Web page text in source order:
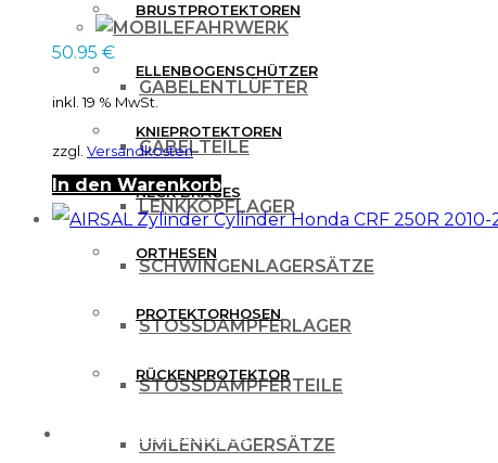
FAHRWERK
GABELENTLÜFTER
GABELTEILE
LENKKOPFLAGER
SCHWINGENLAGERSÄTZE
STOSSDÄMPFERLAGER
STOSSDÄMPFERTEILE
UMLENKLAGERSÄTZE
BRUSTPROTEKTOREN
ELLENBOGENSCHÜTZER
KNIEPROTEKTOREN
NECK BRACES
ORTHESEN
PROTEKTORHOSEN
RÜCKENPROTEKTOR
FREIZEITBEKLEIDUNG
50.95 €
inkl. 19 % MwSt.
zzgl. Versandkosten
In den Warenkorb